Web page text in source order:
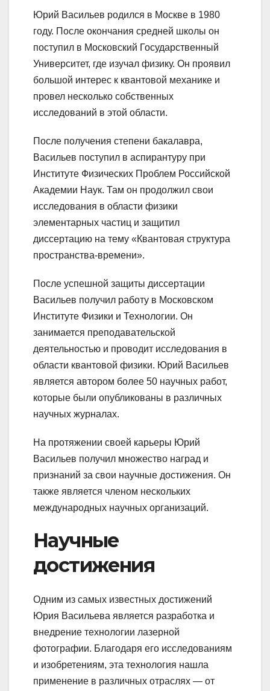
Юрий Васильев родился в Москве в 1980
году. После окончания средней школы он
поступил в Московский Государственный
Университет, где изучал физику. Он проявил
большой интерес к квантовой механике и
провел несколько собственных
исследований в этой области.
После получения степени бакалавра,
Васильев поступил в аспирантуру при
Институте Физических Проблем Российской
Академии Наук. Там он продолжил свои
исследования в области физики
элементарных частиц и защитил
диссертацию на тему «Квантовая структура
пространства-времени».
После успешной защиты диссертации
Васильев получил работу в Московском
Институте Физики и Технологии. Он
занимается преподавательской
деятельностью и проводит исследования в
области квантовой физики. Юрий Васильев
является автором более 50 научных работ,
которые были опубликованы в различных
научных журналах.
На протяжении своей карьеры Юрий
Васильев получил множество наград и
признаний за свои научные достижения. Он
также является членом нескольких
международных научных организаций.
Научные
достижения
Одним из самых известных достижений
Юрия Васильева является разработка и
внедрение технологии лазерной
фотографии. Благодаря его исследованиям
и изобретениям, эта технология нашла
применение в различных отраслях — от